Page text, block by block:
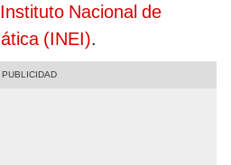
Instituto Nacional de
(INEI).